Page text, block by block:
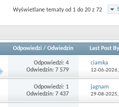
Wyświetlane tematy od 1 do 20 z 72
Odpowiedzi/ Odwiedzin Last Post By
Odpowiedzi: 4
Odwiedzin: 7 579
ciamka
12-06-2026,
Odpowiedzi: 1
Odwiedzin: 7 437
jagnam
29-08-2025,